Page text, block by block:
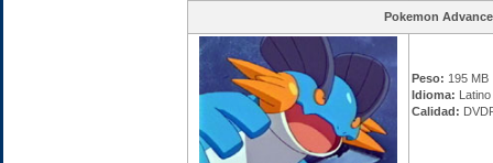
Pokemon
Peso: 195 MB
Idioma: Latino
Calidad: